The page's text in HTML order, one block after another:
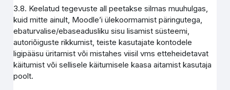
3.8. Keelatud tegevuste all peetakse silmas muuhulgas,
kuid mitte ainult, Moodle’i ülekoormamist päringutega,
ebaturvalise/ebaseadusliku sisu lisamist süsteemi,
autoriõiguste rikkumist, teiste kasutajate kontodele
ligipääsu üritamist või mistahes viisil vms etteheidetavat
käitumist või sellisele käitumisele kaasa aitamist kasutaja
poolt.